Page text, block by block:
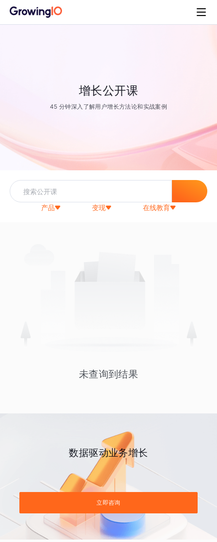
增长公开课
45 分钟深入了解用户增长方法论和实战案例
产品 变现 在线教育
未查询到结果
数据驱动业务增长
立即咨询